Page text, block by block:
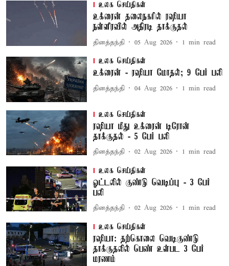
உலக செய்திகள்
உக்ரைன் தலைநகரில் ரஷியா
நள்ளிரவில் அதிரடி தாக்குதல்
தினத்தந்தி 05 Aug 2026 1 min read
உலக செய்திகள்
உக்ரைன் - ரஷியா மோதல்; 9 பேர் பலி
தினத்தந்தி 04 Aug 2026 1 min read
உலக செய்திகள்
ரஷியா மீது உக்ரைன் டிரோன்
தாக்குதல் - 5 பேர் பலி
தினத்தந்தி 02 Aug 2026 1 min read
உலக செய்திகள்
ஓட்டலில் குண்டு வெடிப்பு - 3 பேர்
பலி
தினத்தந்தி 02 Aug 2026 1 min read
உலக செய்திகள்
ரஷியா: தற்கொலை வெடிகுண்டு
தாக்குதலில் பெண் உள்பட 3 பேர்
மரணம்